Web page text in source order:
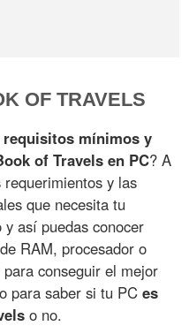
OF TRAVELS
requisitos mínimos y
of Travels en PC? A
y las
que necesita tu
así puedas conocer
RAM, procesador o
conseguir el mejor
para saber si tu PCes
o no.